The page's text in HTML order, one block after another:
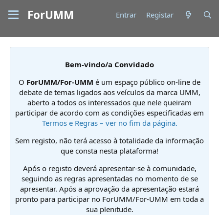
ForUMM Entrar Registar
Bem-vindo/a Convidado
O ForUMM/For-UMM é um espaço público on-line de
debate de temas ligados aos veículos da marca UMM,
aberto a todos os interessados que nele queiram
participar de acordo com as condições especificadas em
Termos e Regras – ver no fim da página.
Sem registo, não terá acesso à totalidade da informação
que consta nesta plataforma!
Após o registo deverá apresentar-se à comunidade,
seguindo as regras apresentadas no momento de se
apresentar. Após a aprovação da apresentação estará
pronto para participar no ForUMM/For-UMM em toda a
sua plenitude.